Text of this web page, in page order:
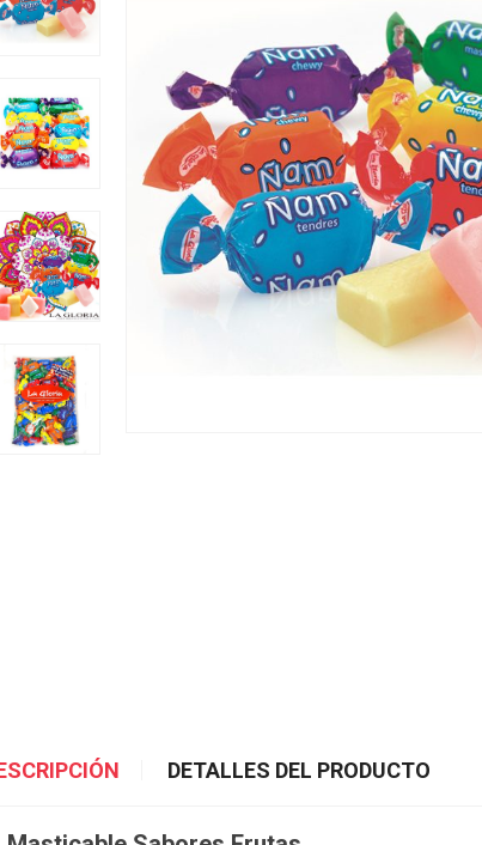
DETALLES DEL PRODUCTO